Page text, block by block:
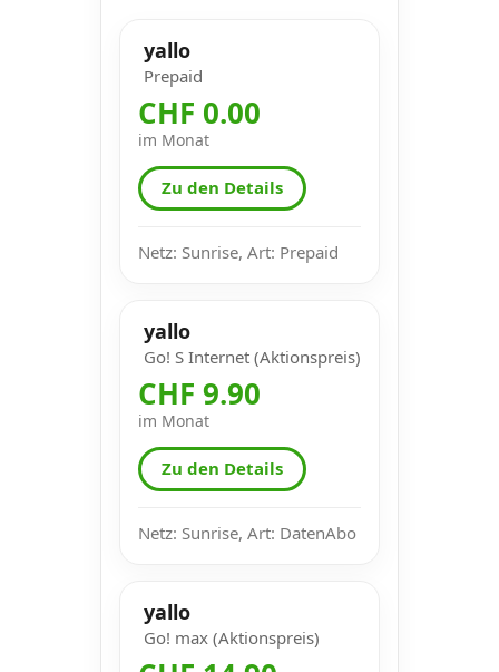
yallo
Prepaid
CHF 0.00
im Monat
Zu den Details
Netz: Sunrise, Art: Prepaid
yallo
Go! S Internet (Aktionspreis)
CHF 9.90
im Monat
Zu den Details
Netz: Sunrise, Art: DatenAbo
yallo
Go! max (Aktionspreis)